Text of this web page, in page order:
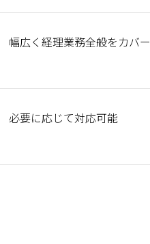
幅広く経理業務全般をカバー
必要に応じて対応可能